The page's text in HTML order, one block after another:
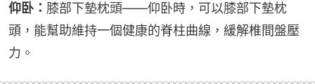
仰卧： 膝部下墊枕頭——仰卧時，可以膝部下墊枕
頭，能幫助維持一個健康的脊柱曲線，緩解椎間盤壓
力。